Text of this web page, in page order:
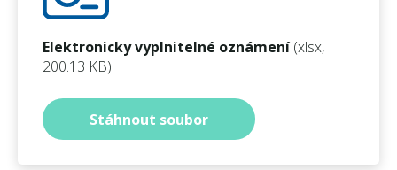
Elektronicky vyplnitelné oznámení (xlsx,
200.13 KB)
Stáhnout soubor